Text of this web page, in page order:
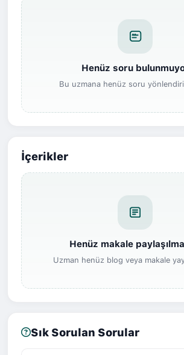
Henüz soru
Bu uzmana henüz soru
İçerikler
Henüz makale
Uzman henüz blog veya makale
Sık Sorulan Sorular